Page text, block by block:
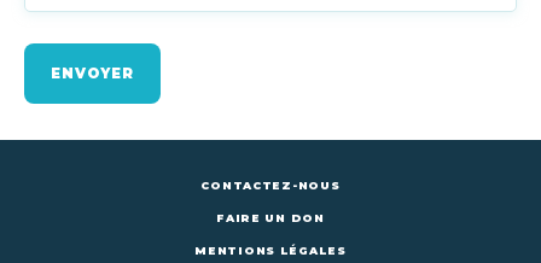
ENVOYER
CONTACTEZ-NOUS
FAIRE UN DON
MENTIONS LÉGALES